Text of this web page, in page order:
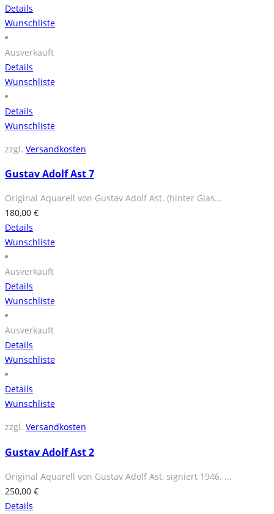
Details
Wunschliste
Ausverkauft
Details
Wunschliste
Details
Wunschliste
zzgl. Versandkosten
Gustav Adolf Ast 7
Original Aquarell von Gustav Adolf Ast. (hinter Glas...
180,00 €
Details
Wunschliste
Ausverkauft
Details
Wunschliste
Ausverkauft
Details
Wunschliste
Details
Wunschliste
zzgl. Versandkosten
Gustav Adolf Ast 2
Original Aquarell von Gustav Adolf Ast, signiert 1946. ...
250,00 €
Details